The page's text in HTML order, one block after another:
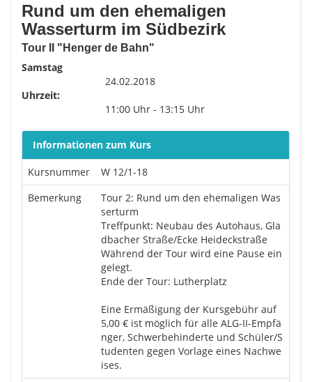
Rund um den ehemaligen
Wasserturm im Südbezirk
Tour II "Henger de Bahn"
Samstag
24.02.2018
Uhrzeit:
11:00 Uhr - 13:15 Uhr
Informationen zum Kurs
Kursnummer
W 12/1-18
Bemerkung
Tour 2: Rund um den ehemaligen Was
serturm
Treffpunkt: Neubau des Autohaus, Gla
dbacher Straße/Ecke Heideckstraße
Während der Tour wird eine Pause ein
gelegt.
Ende der Tour: Lutherplatz
Eine Ermäßigung der Kursgebühr auf
5,00 € ist möglich für alle ALG-II-Empfä
nger, Schwerbehinderte und Schüler/S
tudenten gegen Vorlage eines Nachwe
ises.